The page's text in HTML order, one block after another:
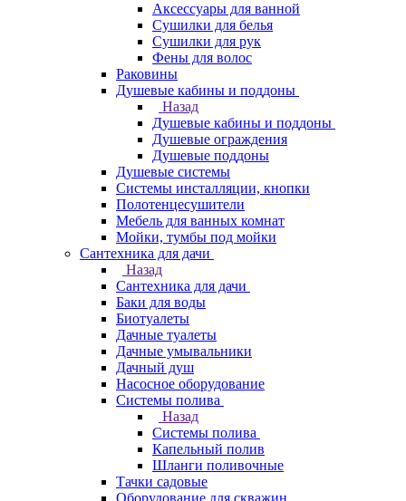
Аксессуары для ванной
Сушилки для белья
Сушилки для рук
Фены для волос
Раковины
Душевые кабины и поддоны
Назад
Душевые кабины и поддоны
Душевые ограждения
Душевые поддоны
Душевые системы
Системы инсталляции, кнопки
Полотенцесушители
Мебель для ванных комнат
Мойки, тумбы под мойки
Сантехника для дачи
Назад
Сантехника для дачи
Баки для воды
Биотуалеты
Дачные туалеты
Дачные умывальники
Дачный душ
Насосное оборудование
Системы полива
Назад
Системы полива
Капельный полив
Шланги поливочные
Тачки садовые
Оборудование для скважин